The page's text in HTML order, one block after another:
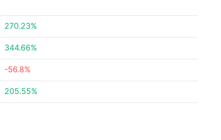
270.23%
344.66%
-56.8%
205.55%